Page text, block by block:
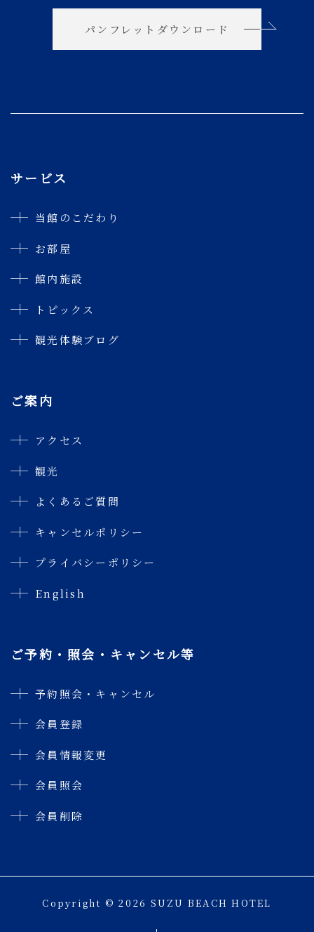
パンフレットダウンロード
サービス
当館のこだわり
お部屋
館内施設
トピックス
観光体験ブログ
ご案内
アクセス
観光
よくあるご質問
キャンセルポリシー
プライバシーポリシー
English
ご予約・照会・キャンセル等
予約照会・キャンセル
会員登録
会員情報変更
会員照会
会員削除
Copyright © 2026 SUZU BEACH HOTEL